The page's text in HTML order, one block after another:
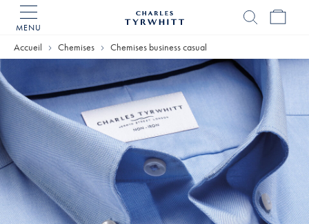
MENU
Tyrwhitt
Accueil Chemises Chemises business casual